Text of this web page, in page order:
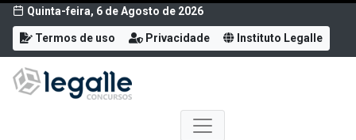
Quinta-feira, 6 de Agosto de 2026
Termos de uso Privacidade Instituto Legalle